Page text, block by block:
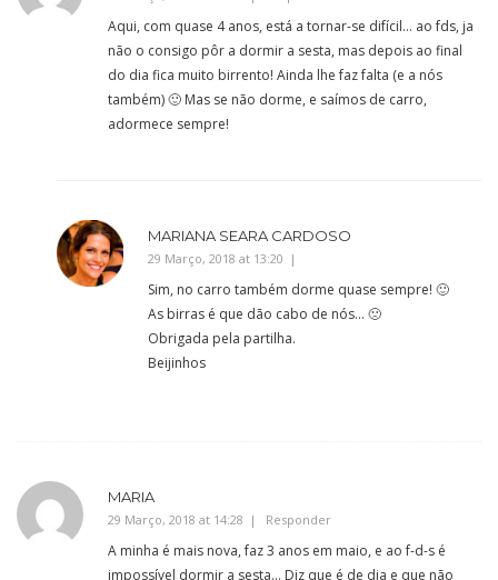
Aqui, com quase 4 anos, está a tornar-se difícil… ao fds, ja
não o consigo pôr a dormir a sesta, mas depois ao final
do dia fica muito birrento! Ainda lhe faz falta (e a nós
também) 🙂 Mas se não dorme, e saímos de carro,
adormece sempre!
MARIANA SEARA CARDOSO
29 Março, 2018 at 13:20
Sim, no carro também dorme quase sempre! 🙂
As birras é que dão cabo de nós… 🙁
Obrigada pela partilha.
Beijinhos
MARIA
29 Março, 2018 at 14:28 Responder
A minha é mais nova, faz 3 anos em maio, e ao f-d-s é
impossível dormir a sesta… Diz que é de dia e que não